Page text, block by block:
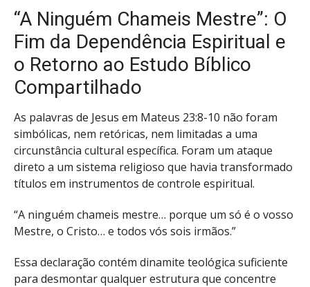
“A Ninguém Chameis Mestre”: O
Fim da Dependência Espiritual e
o Retorno ao Estudo Bíblico
Compartilhado
As palavras de Jesus em Mateus 23:8-10 não foram
simbólicas, nem retóricas, nem limitadas a uma
circunstância cultural específica. Foram um ataque
direto a um sistema religioso que havia transformado
títulos em instrumentos de controle espiritual.
“A ninguém chameis mestre… porque um só é o vosso
Mestre, o Cristo… e todos vós sois irmãos.”
Essa declaração contém dinamite teológica suficiente
para desmontar qualquer estrutura que concentre